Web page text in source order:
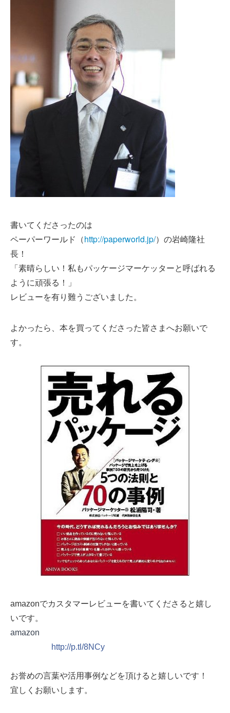
書いてくださったのは
ペーパーワールド（http://paperworld.jp/）の岩崎隆社
長！
「素晴らしい！私もパッケージマーケッターと呼ばれる
ように頑張る！」
レビューを有り難うございました。
よかったら、本を買ってくださった皆さまへお願いで
す。
amazonでカスタマーレビューを書いてくださると嬉し
いです。
amazon
http://p.tl/8NCy
お誉めの言葉や活用事例などを頂けると嬉しいです！
宜しくお願いします。